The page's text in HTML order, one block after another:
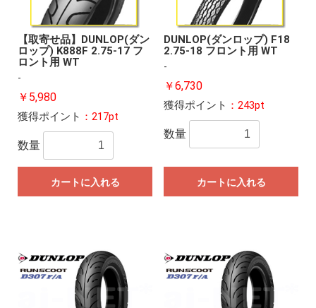
【取寄せ品】DUNLOP(ダン
ロップ) K888F 2.75-17 フ
ロント用 WT
-
￥5,980
獲得ポイント ：217pt
数量
カートに入れる
DUNLOP(ダンロップ) F18
2.75-18 フロント用 WT
-
￥6,730
獲得ポイント ：243pt
数量
カートに入れる